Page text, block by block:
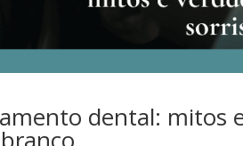
dental: mitos